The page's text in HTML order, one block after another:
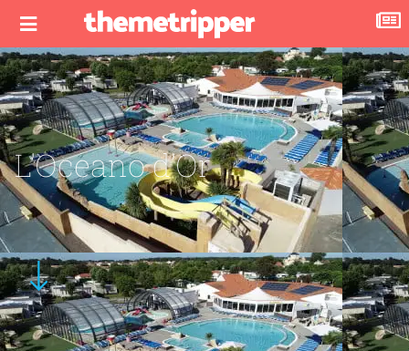
L’Oceano d’Or